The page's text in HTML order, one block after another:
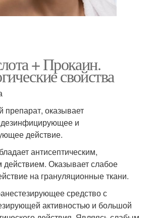
+ Прокаин.
свойства
оказывает
дезинфицирующее и
действие.
антисептическим,
действием. Оказывает слабое
на грануляционные ткани.
средство с
активностью и большой